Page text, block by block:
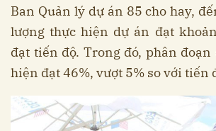
Ban Quản lý dự án 85 cho hay,
lượng thực hiện dự án đạt
đạt tiến độ. Trong đó, phân đoạn
hiện đạt 46%, vượt 5% so với tiến